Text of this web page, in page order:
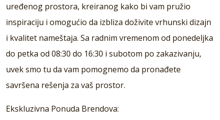
uređenog prostora, kreiranog kako bi vam pružio
inspiraciju i omogućio da izbliza doživite vrhunski dizajn
i kvalitet nameštaja. Sa radnim vremenom od ponedeljka
do petka od 08:30 do 16:30 i subotom po zakazivanju,
uvek smo tu da vam pomognemo da pronađete
savršena rešenja za vaš prostor.
Ekskluzivna Ponuda Brendova: